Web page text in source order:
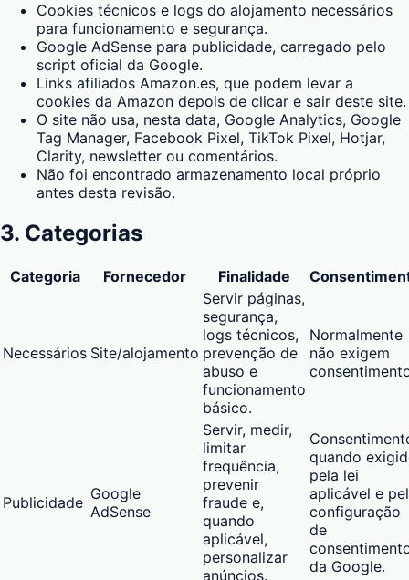
Cookies técnicos e logs do alojamento necessários
para funcionamento e segurança.
Google AdSense para publicidade, carregado pelo
script oficial da Google.
Links afiliados Amazon.es, que podem levar a
cookies da Amazon depois de clicar e sair deste site.
O site não usa, nesta data, Google Analytics, Google
Tag Manager, Facebook Pixel, TikTok Pixel, Hotjar,
Clarity, newsletter ou comentários.
Não foi encontrado armazenamento local próprio
antes desta revisão.
3. Categorias
Categoria Fornecedor Finalidade
Necessários Site/alojamento
Servir páginas,
segurança,
logs técnicos,
prevenção de
abuso e
funcionamento
básico.
Normalmente
não exigem
Publicidade Google
AdSense
Servir, medir,
limitar
frequência,
prevenir
fraude e,
quando
aplicável,
personalizar
anúncios.
quando
pela lei
aplicável e
configuração
de
da Google.